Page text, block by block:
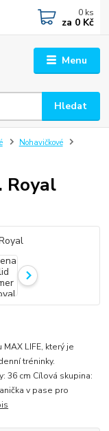
Menu
Hledat
0 ks
za 0 Kč
Nohavičkové
Royal
LIFE, který je
tréninky.
36 cm Cílová skupina:
v pase pro